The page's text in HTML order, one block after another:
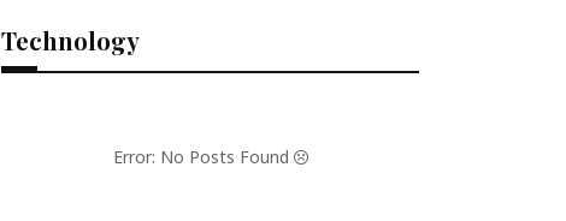
Technology
Error: No Posts Found